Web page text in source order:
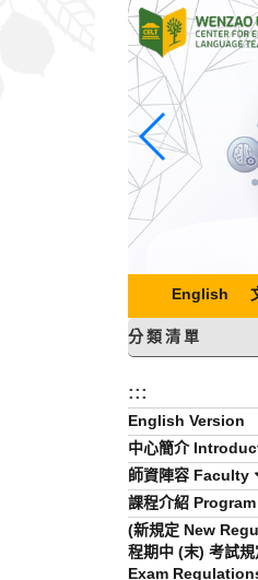
English
分類清單
:::
English Version
中心簡介
師資陣容 Faculty
課程介紹
(新規定 New
程期中 (末) 考試
Exam